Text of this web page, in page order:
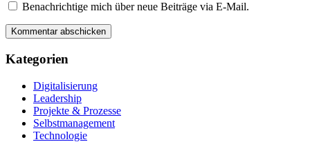
Benachrichtige mich über neue Beiträge via E-Mail.
Kategorien
Digitalisierung
Leadership
Projekte & Prozesse
Selbstmanagement
Technologie